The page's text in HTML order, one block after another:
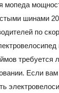
мопеда
шинами
по
требуется
Если